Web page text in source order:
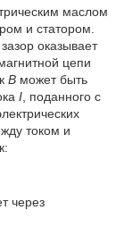
маслом
и статором.
оказывает
цепи
Bможет быть
I, поданного с
током и
через